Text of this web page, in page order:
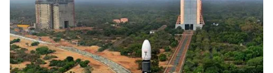
Ðiện thoại Thời báo VTV:024.66 897 897
Email:toasoan@vtv.vn
Liên hệ quảng cáo:024-7300.7108